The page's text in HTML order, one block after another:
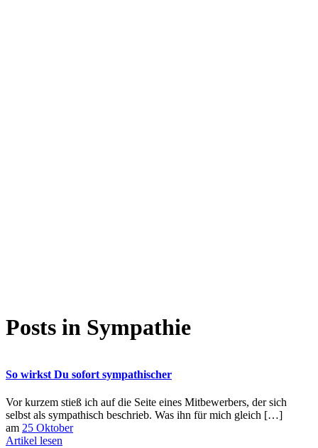
Posts in Sympathie
So wirkst Du sofort sympathischer
Vor kurzem stieß ich auf die Seite eines Mitbewerbers, der sich
selbst als sympathisch beschrieb. Was ihn für mich gleich […]
am 25 Oktober
Artikel lesen